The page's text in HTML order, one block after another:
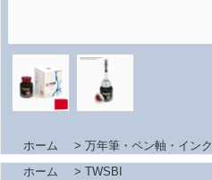
ホーム > 万年筆・ペン軸・インク
ホーム
> TWSBI